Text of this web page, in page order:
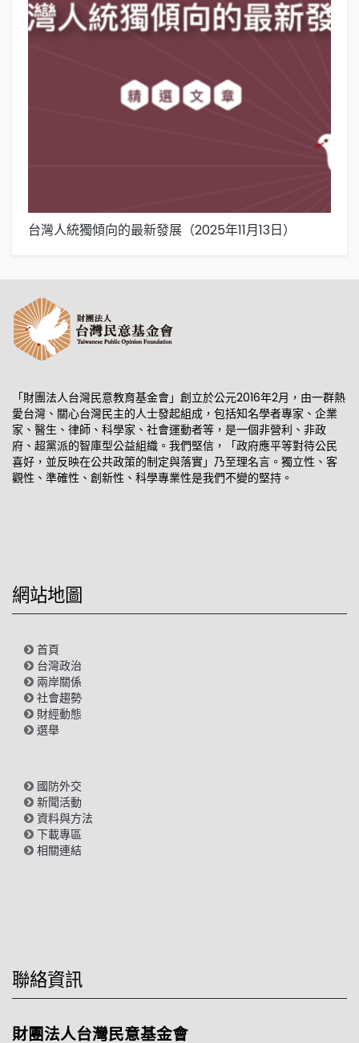
台灣人統獨傾向的最新發展（2025年11月13日）
「財團法人台灣民意教育基金會」創立於公元2016年2月，由一群熱
愛台灣、關心台灣民主的人士發起組成，包括知名學者專家、企業
家、醫生、律師、科學家、社會運動者等，是一個非營利、非政
府、超黨派的智庫型公益組織。我們堅信，「政府應平等對待公民
喜好，並反映在公共政策的制定與落實」乃至理名言。獨立性、客
觀性、準確性、創新性、科學專業性是我們不變的堅持。
網站地圖
首頁
台灣政治
兩岸關係
社會趨勢
財經動態
選舉
國防外交
新聞活動
資料與方法
下載專區
相關連結
聯絡資訊
財團法人台灣民意基金會